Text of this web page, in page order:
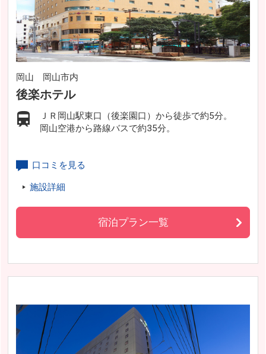
岡山 岡山市内
後楽ホテル
ＪＲ岡山駅東口（後楽園口）から徒歩で約5分。
岡山空港から路線バスで約35分。
口コミを見る
施設詳細
宿泊プラン一覧